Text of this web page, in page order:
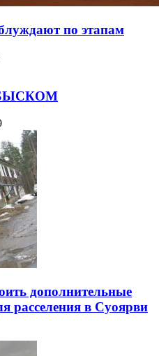
по этапам
дополнительные
расселения в Суоярви